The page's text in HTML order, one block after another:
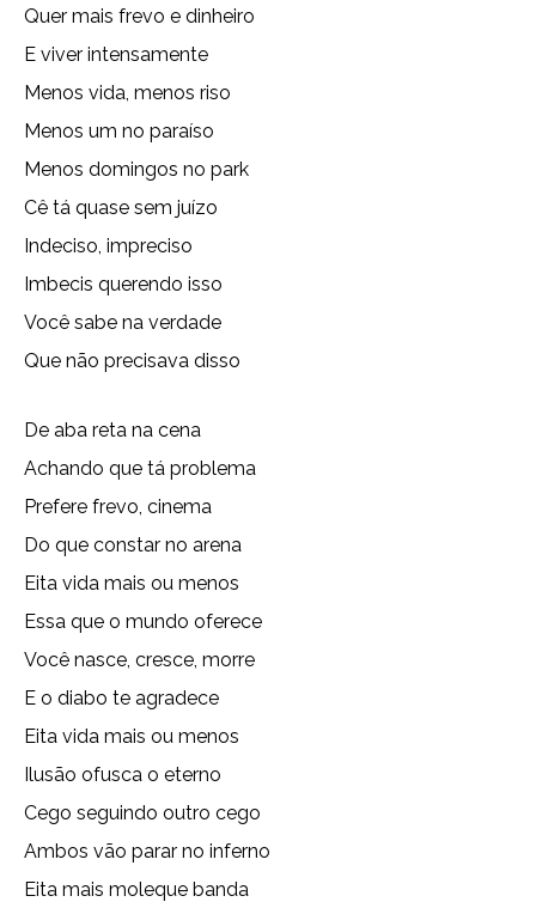
Quer mais frevo e dinheiro
E viver intensamente
Menos vida, menos riso
Menos um no paraíso
Menos domingos no park
Cê tá quase sem juízo
Indeciso, impreciso
Imbecis querendo isso
Você sabe na verdade
Que não precisava disso
De aba reta na cena
Achando que tá problema
Prefere frevo, cinema
Do que constar no arena
Eita vida mais ou menos
Essa que o mundo oferece
Você nasce, cresce, morre
E o diabo te agradece
Eita vida mais ou menos
Ilusão ofusca o eterno
Cego seguindo outro cego
Ambos vão parar no inferno
Eita mais moleque banda